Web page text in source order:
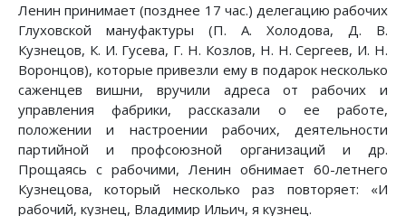
Ленин принимает (позднее 17 час.) делегацию рабочих
Глуховской мануфактуры (П. А. Холодова, Д. В.
Кузнецов, К. И. Гусева, Г. Н. Козлов, Н. Н. Сергеев, И. Н.
Воронцов), которые привезли ему в подарок несколько
саженцев вишни, вручили адреса от рабочих и
управления фабрики, рассказали о ее работе,
положении и настроении рабочих, деятельности
партийной и профсоюзной организаций и др.
Прощаясь с рабочими, Ленин обнимает 60-летнего
Кузнецова, который несколько раз повторяет: «И
рабочий, кузнец, Владимир Ильич, я кузнец.